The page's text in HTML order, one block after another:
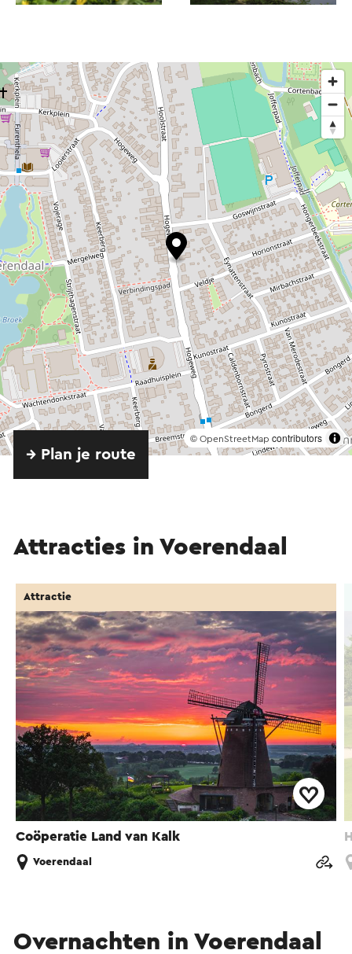
© OpenStreetMap contributors
→ Plan je route
Attracties in Voerendaal
Coöperatie Land van Kalk
Attractie
Voerendaal
Overnachten in Voerendaal